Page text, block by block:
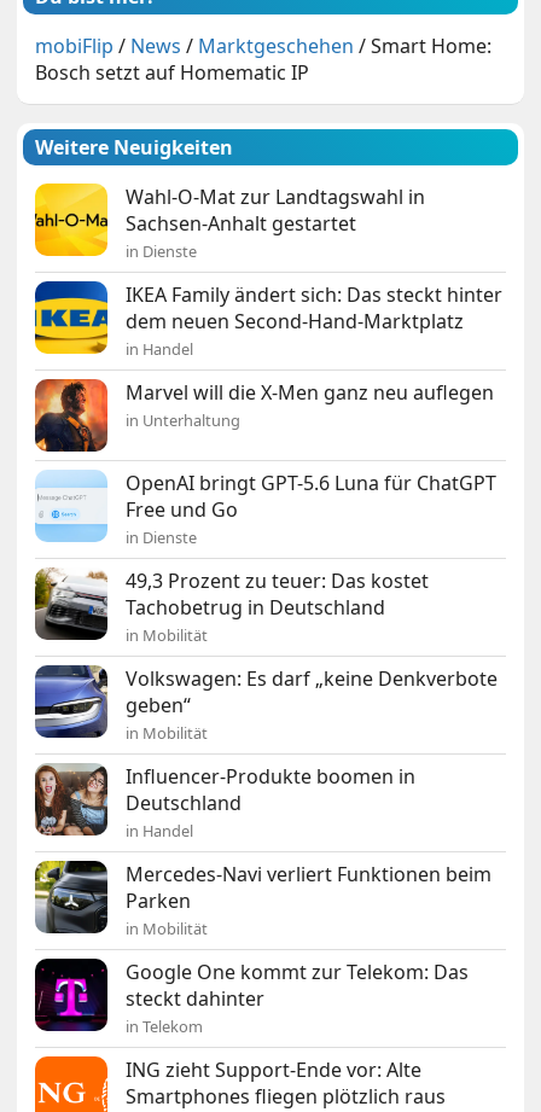
mobiFlip / News / Marktgeschehen /Smart Home:
Bosch setzt auf Homematic IP
Weitere Neuigkeiten
Wahl-O-Mat zur Landtagswahl in
Sachsen-Anhalt gestartet
in Dienste
IKEA Family ändert sich: Das steckt hinter
dem neuen Second-Hand-Marktplatz
in Handel
Marvel will die X-Men ganz neu auflegen
in Unterhaltung
OpenAI bringt GPT-5.6 Luna für ChatGPT
Free und Go
in Dienste
49,3 Prozent zu teuer: Das kostet
Tachobetrug in Deutschland
in Mobilität
Volkswagen: Es darf „keine Denkverbote
geben“
in Mobilität
Influencer-Produkte boomen in
Deutschland
in Handel
Mercedes-Navi verliert Funktionen beim
Parken
in Mobilität
Google One kommt zur Telekom: Das
steckt dahinter
in Telekom
ING zieht Support-Ende vor: Alte
Smartphones fliegen plötzlich raus